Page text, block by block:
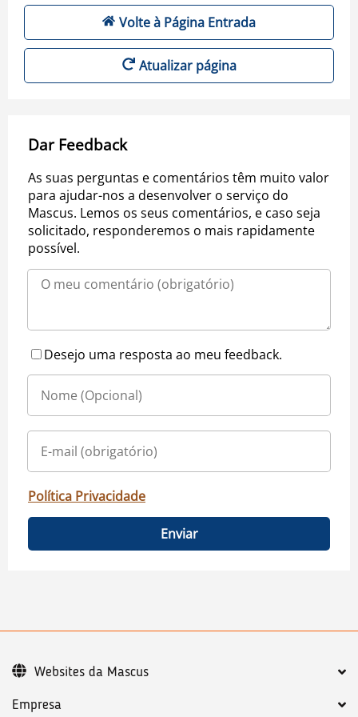
Volte à Página Entrada
Atualizar página
Dar Feedback
As suas perguntas e comentários têm muito valor
para ajudar-nos a desenvolver o serviço do
Mascus. Lemos os seus comentários, e caso seja
solicitado, responderemos o mais rapidamente
possível.
Desejo uma resposta ao meu feedback.
Política Privacidade
Enviar
Empresa
Websites da Mascus